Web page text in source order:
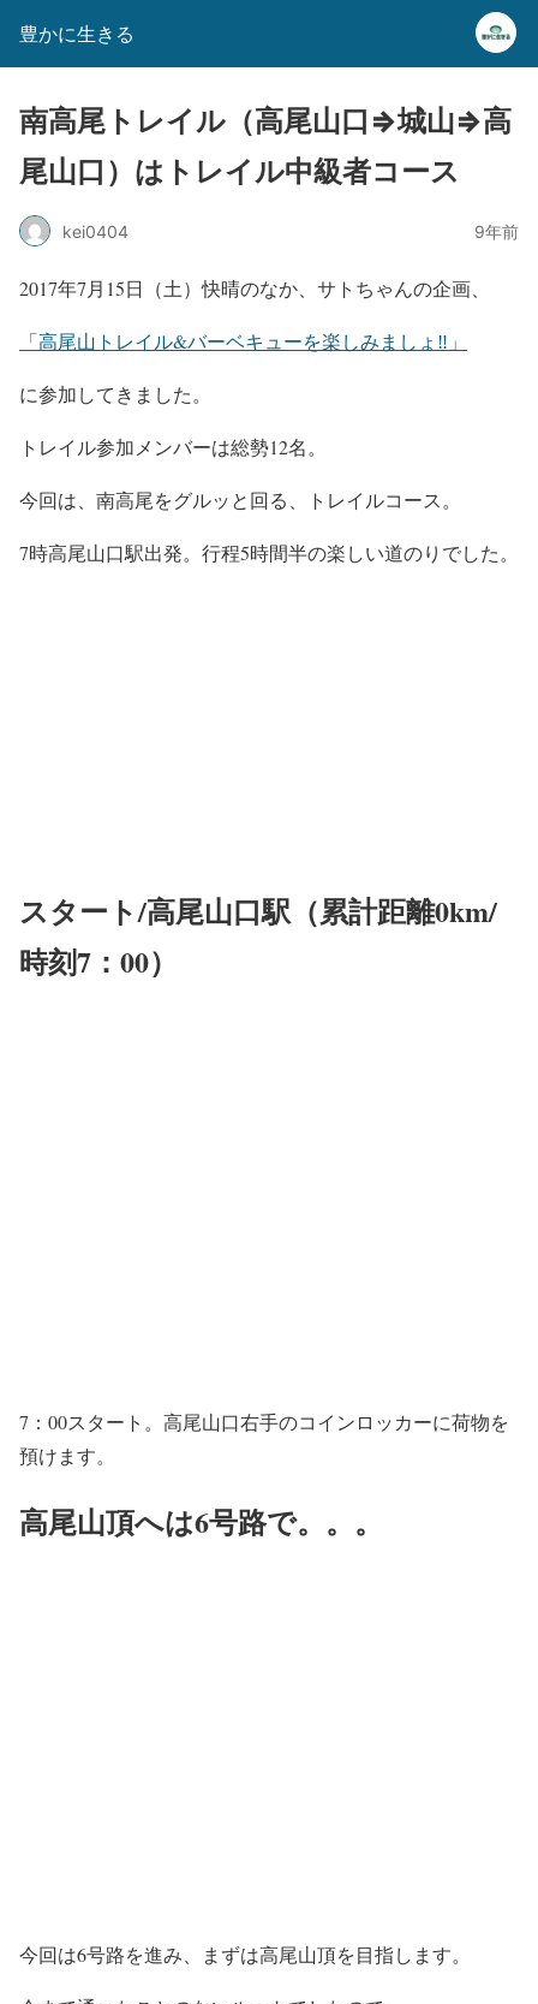
豊かに生きる
南高尾トレイル（高尾山口⇒城山⇒高
尾山口）はトレイル中級者コース
kei0404 9年前
2017年7月15日（土）快晴のなか、サトちゃんの企画、
「高尾山トレイル&バーベキューを楽しみましょ‼️」
に参加してきました。
トレイル参加メンバーは総勢12名。
今回は、南高尾をグルッと回る、トレイルコース。
7時高尾山口駅出発。行程5時間半の楽しい道のりでした。
スタート/高尾山口駅（累計距離0km/
時刻7：00）
7：00スタート。高尾山口右手のコインロッカーに荷物を
預けます。
高尾山頂へは6号路で。。。
今回は6号路を進み、まずは高尾山頂を目指します。